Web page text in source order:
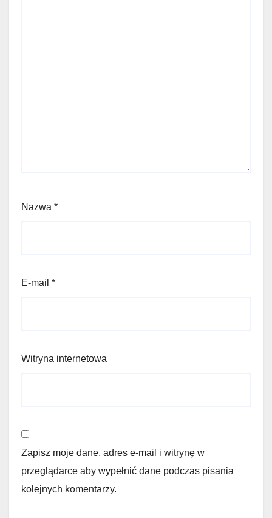
Nazwa *
E-mail *
Witryna internetowa
Zapisz moje dane, adres e-mail i witrynę w
przeglądarce aby wypełnić dane podczas pisania
kolejnych komentarzy.